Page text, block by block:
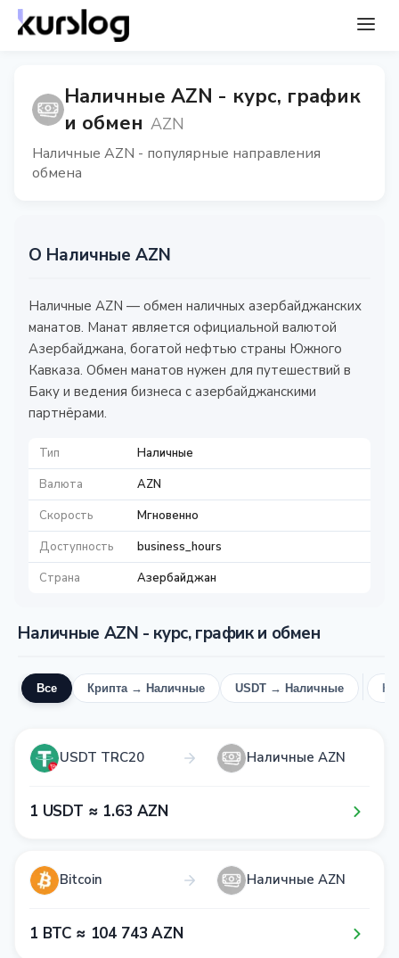
Наличные AZN - курс, график
и обмен AZN
Наличные AZN - популярные направления
обмена
О Наличные AZN
Наличные AZN — обмен наличных азербайджанских
манатов. Манат является официальной валютой
Азербайджана, богатой нефтью страны Южного
Кавказа. Обмен манатов нужен для путешествий в
Баку и ведения бизнеса с азербайджанскими
партнёрами.
Тип
Наличные
Валюта
AZN
Скорость
Мгновенно
Доступность
business_hours
Страна
Азербайджан
Наличные AZN - курс, график и обмен
Все Крипта → Наличные USDT → Наличные
USDT TRC20 Наличные AZN
1​ USDT ≈ 1​.6​3​ AZN
Bitcoin Наличные AZN
1​ BTC ≈ 1​0​4​ 7​4​3​ AZN